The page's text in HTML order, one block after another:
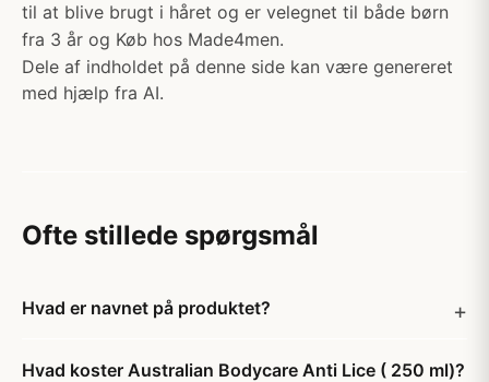
til at blive brugt i håret og er velegnet til både børn
fra 3 år og Køb hos Made4men.
Dele af indholdet på denne side kan være genereret
med hjælp fra AI.
Ofte stillede spørgsmål
Hvad er navnet på produktet?
Hvad koster Australian Bodycare Anti Lice ( 250 ml)?